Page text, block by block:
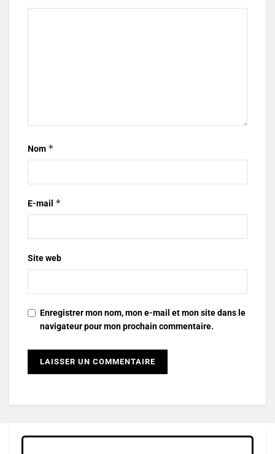
Nom *
E-mail *
Site web
Enregistrer mon nom, mon e-mail et mon site dans le
navigateur pour mon prochain commentaire.